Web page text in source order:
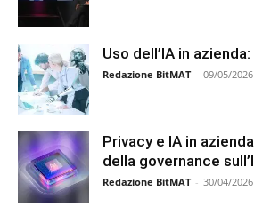
Uso dell’IA in
Redazione BitMAT - 09/05/2026
Privacy e IA in
della governance
Redazione BitMAT - 30/04/2026